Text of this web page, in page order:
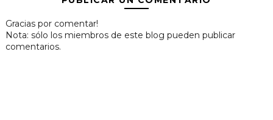
Gracias por comentar!
Nota: sólo los miembros de este blog pueden publicar
comentarios.